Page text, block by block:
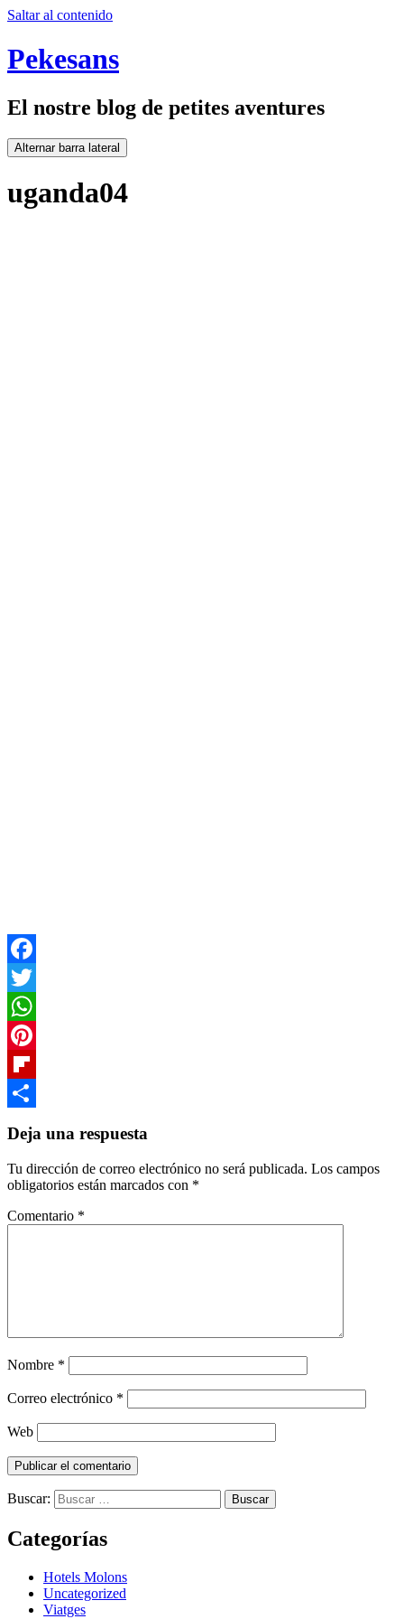
Saltar al contenido
Pekesans
El nostre blog de petites aventures
Alternar barra lateral
uganda04
Facebook
Twitter
WhatsApp
Pinterest
Flipboard
Deja una respuesta
Tu dirección de correo electrónico no será publicada. Los campos
obligatorios están marcados con *
Comentario *
Nombre *
Correo electrónico *
Web
Buscar:
Categorías
Hotels Molons
Uncategorized
Viatges